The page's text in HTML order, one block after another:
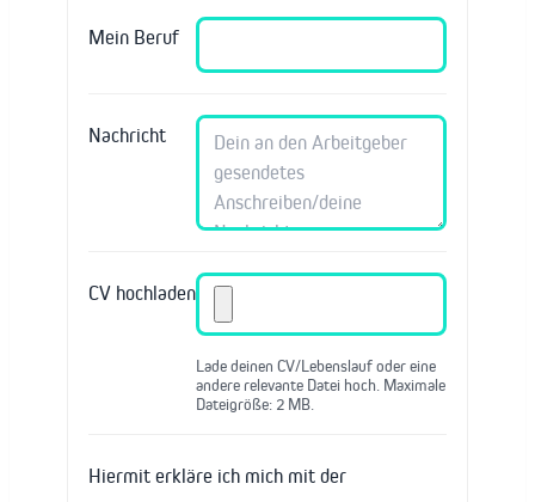
Mein Beruf
Nachricht
CV hochladen
Lade deinen CV/Lebenslauf oder eine
andere relevante Datei hoch. Maximale
Dateigröße: 2 MB.
Hiermit erkläre ich mich mit der